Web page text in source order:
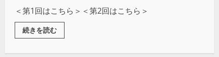
＜第1回はこちら＞＜第2回はこちら＞
続きを読む